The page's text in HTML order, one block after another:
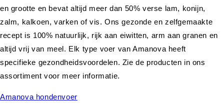
en grootte en bevat altijd meer dan 50% verse lam, konijn,
zalm, kalkoen, varken of vis. Ons gezonde en zelfgemaakte
recept is 100% natuurlijk, rijk aan eiwitten, arm aan granen en
altijd vrij van meel. Elk type voer van Amanova heeft
specifieke gezondheidsvoordelen. Zie de producten in ons
assortiment voor meer informatie.
Amanova hondenvoer